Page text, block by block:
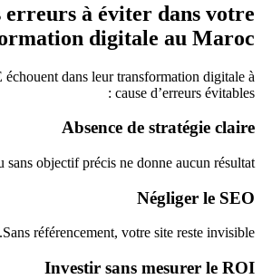
erreurs à éviter dans votre
digitale au Maroc
dans leur transformation digitale à
cause d’erreurs évitables :
Absence de stratégie claire
sans objectif précis ne donne aucun résultat.
Négliger le SEO
Sans référencement, votre site reste invisible.
Investir sans mesurer le ROI